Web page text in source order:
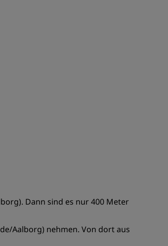
Dann sind es nur 400 Meter
Aalborg) nehmen. Von dort aus